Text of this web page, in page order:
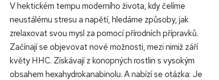
V hektickém tempu moderního života, kdy čelíme
neustálému stresu a napětí, hledáme způsoby, jak
zrelaxovat svou mysl za pomocí přírodních přípravků.
Začínají se objevovat nové možnosti, mezi nimiž září
květy HHC. Získávají z konopných rostlin s vysokým
obsahem hexahydrokanabinolu. A nabízí se otázka: Je